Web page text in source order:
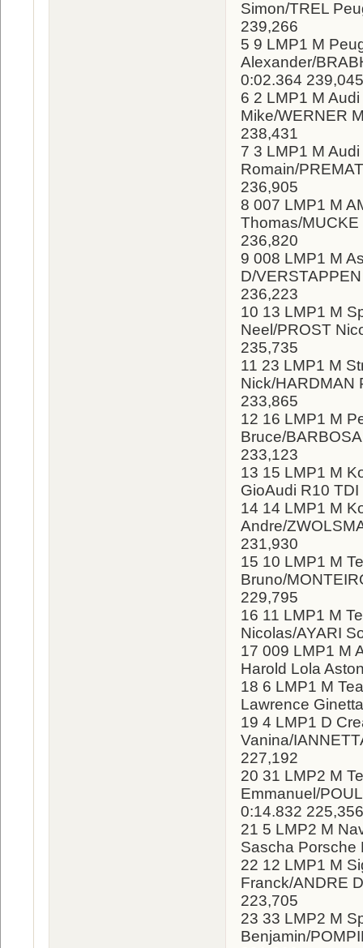
Simon/TREL
239,266
5 9 LMP1 M
Alexander/
0:02.364 239,045
6 2 LMP1 M
Mike/WERNER
238,431
7 3 LMP1 M
Romain/
236,905
8 007 LMP1 M
Thomas/
236,820
9 008 LMP1 M
D/
236,223
10 13 LMP1 M
Neel/PROST
235,735
11 23 LMP1 M
Nick/HARDMAN
233,865
12 16 LMP1 M
Bruce/
233,123
13 15 LMP1 M
GioAudi R10
14 14 LMP1 M
Andre/
231,930
15 10 LMP1 M
Bruno/
229,795
16 11 LMP1 M
Nicolas/AYARI
17 009 LMP1 M
Harold Lola
18 6 LMP1 M
Lawrence
19 4 LMP1 D
Vanina/
227,192
20 31 LMP2 M
Emmanuel/
0:14.832 225,356
21 5 LMP2 M
Sascha Porsche
22 12 LMP1 M
Franck/ANDRE
223,705
23 33 LMP2 M
Benjamin/